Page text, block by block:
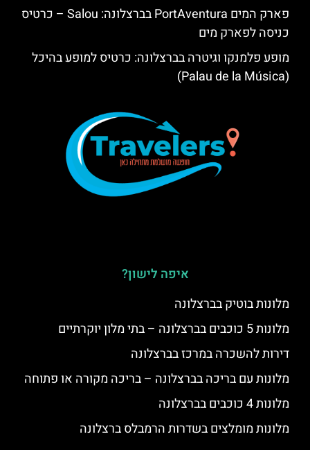
פארק המים PortAventura בברצלונה: Salou – כרטיס
כניסה לפארק מים
מופע פלמנקו וגיטרה בברצלונה: כרטיס למופע בהיכל
(Palau de la Música)
איפה לישון?
מלונות בוטיק בברצלונה
מלונות 5 כוכבים בברצלונה – בתי מלון יוקרתיים
דירות להשכרה במרכז בברצלונה
מלונות עם בריכה בברצלונה – בריכה מקורה או פתוחה
מלונות 4 כוכבים בברצלונה
מלונות מומלצים בשדרות הרמבלס ברצלונה